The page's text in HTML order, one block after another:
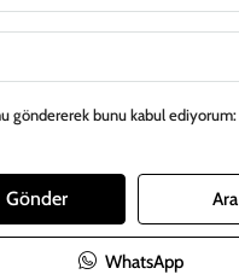
göndererek bunu kabul ediyorum:
Gönder Ara
WhatsApp